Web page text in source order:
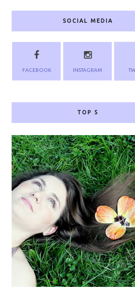
SOCIAL MEDIA
FACEBOOK INSTAGRAM
TOP 5